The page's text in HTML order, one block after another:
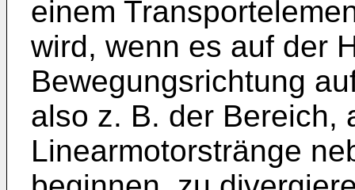
einem
wird, wenn es auf der
Bewegungsrichtung
also z. B. der Bereich,
Linearmotorstränge